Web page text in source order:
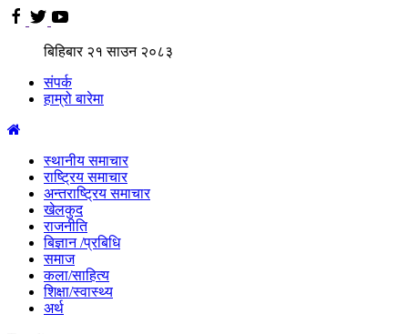
बिहिबार २१साउन २०८३
संपर्क
हाम्रो बारेमा
स्थानीय समाचार
राष्ट्रिय समाचार
अन्तराष्ट्रिय समाचार
खेलकुद
राजनीति
बिज्ञान /प्रबिधि
समाज
कला/साहित्य
शिक्षा/स्वास्थ्य
अर्थ